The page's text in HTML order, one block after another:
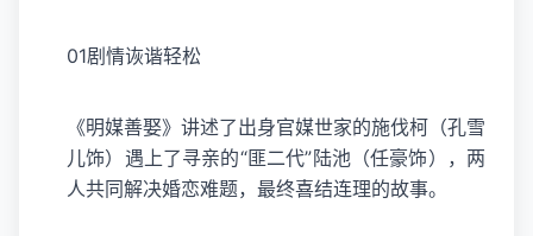
01剧情诙谐轻松
《明媒善娶》讲述了出身官媒世家的施伐柯（孔雪
儿饰）遇上了寻亲的“匪二代”陆池（任豪饰），两
人共同解决婚恋难题，最终喜结连理的故事。